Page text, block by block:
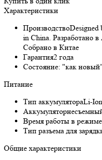
Характеристики
ПроизводствоDesigned
in China.
Собрано в Китае
Гарантия2 года
Состояние: "как
Питание
Тип аккумулятораLi-Ion
Аккумулятор
Время работы в
Тип разъема для
Общие характеристики